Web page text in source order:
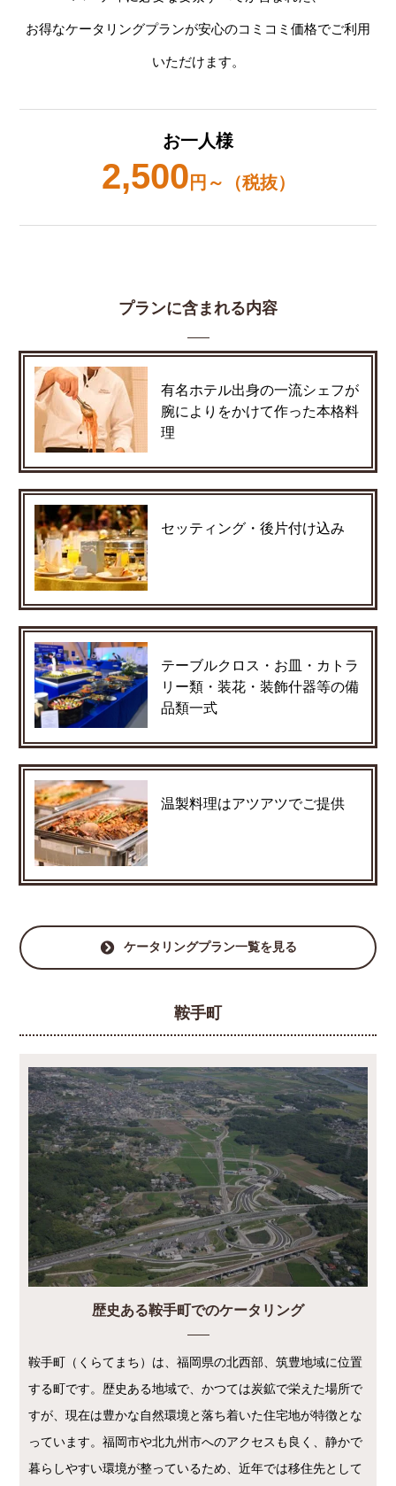
お得なケータリングプランが安心のコミコミ価格でご利用
いただけます。
お一人様
2,500 円～（税抜）
プランに含まれる内容
有名ホテル出身の一流シェフが
腕によりをかけて作った本格料
理
セッティング・後片付け込み
テーブルクロス・お皿・カトラ
リー類・装花・装飾什器等の備
品類一式
温製料理はアツアツでご提供
ケータリングプラン一覧を見る
鞍手町
歴史ある鞍手町でのケータリング
鞍手町（くらてまち）は、福岡県の北西部、筑豊地域に位置
する町です。歴史ある地域で、かつては炭鉱で栄えた場所で
すが、現在は豊かな自然環境と落ち着いた住宅地が特徴とな
っています。福岡市や北九州市へのアクセスも良く、静かで
暮らしやすい環境が整っているため、近年では移住先として